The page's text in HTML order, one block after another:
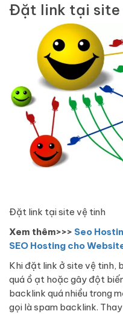
Đặt link tại site
Đặt link tại site vệ tinh
Xem thêm>>> Seo
SEO Hosting cho
Khi đặt link ở site vệ tinh,
quá ồ ạt hoặc gây đột
backlink quá nhiều trong
gọi là spam backlink.